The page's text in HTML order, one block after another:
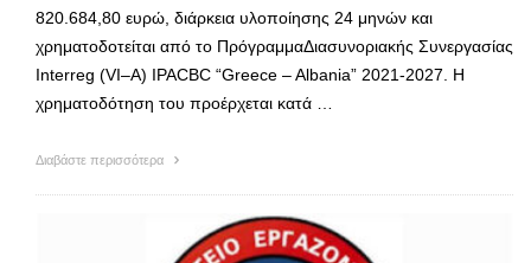
820.684,80 ευρώ, διάρκεια υλοποίησης 24 μηνών και
χρηματοδοτείται από το ΠρόγραμμαΔιασυνοριακής Συνεργασίας
Interreg (VI–A) IPACBC “Greece – Albania” 2021-2027. Η
χρηματοδότηση του προέρχεται κατά …
Διαβάστε περισσότερα